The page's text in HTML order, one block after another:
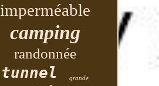
imperméable
camping
randonnée
tunnel grande